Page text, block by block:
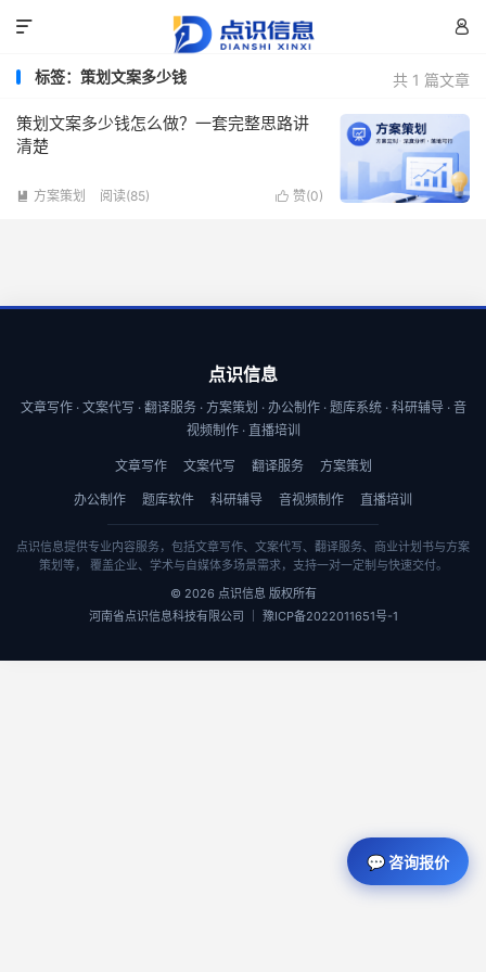


共 1 篇文章
标签：策划文案多少钱
策划文案多少钱怎么做？一套完整思路讲
清楚
 赞(0)
 方案策划 阅读(85)
点识信息
文章写作 · 文案代写 · 翻译服务 · 方案策划 · 办公制作 · 题库系统 · 科研辅导 · 音
视频制作 · 直播培训
文章写作 文案代写 翻译服务 方案策划
办公制作 题库软件 科研辅导 音视频制作 直播培训
点识信息提供专业内容服务，包括文章写作、文案代写、翻译服务、商业计划书与方案
策划等， 覆盖企业、学术与自媒体多场景需求，支持一对一定制与快速交付。
© 2026 点识信息 版权所有
河南省点识信息科技有限公司 ｜ 豫ICP备2022011651号-1
💬 咨询报价